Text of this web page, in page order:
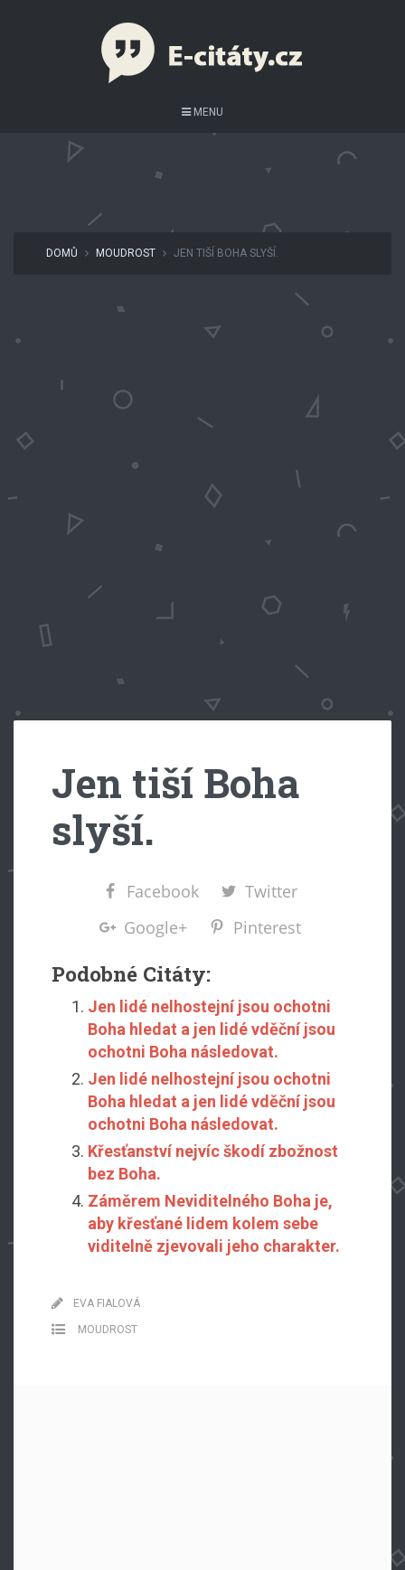
MENU
DOMŮ MOUDROST JEN TIŠÍ BOHA SLYŠÍ.
Jen tiší Boha
slyší.
Facebook
Twitter
Google+
Pinterest
Podobné Citáty:
Jen lidé nelhostejní jsou ochotni
Boha hledat a jen lidé vděční jsou
ochotni Boha následovat.
Jen lidé nelhostejní jsou ochotni
Boha hledat a jen lidé vděční jsou
ochotni Boha následovat.
Křesťanství nejvíc škodí zbožnost
bez Boha.
Záměrem Neviditelného Boha je,
aby křesťané lidem kolem sebe
viditelně zjevovali jeho charakter.
EVA FIALOVÁ
MOUDROST